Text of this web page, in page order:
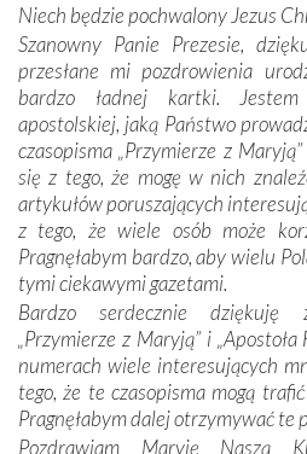
mieliśmy okazję przekonać się,
otacza nie tylko nasz naród,
się Jej ufnie oddają, a także
Jej siebie oraz swych bliskich.
Dzieje Portugalii to również
odstępstw, także w życiu
wymiarze tak osobistym, jak i
konieczności ciągłego
Opatrzności. Wierność
przynajmniej w życiu
nieszczęściem i śmiercią.
przychodziły na myśl, gdy
przewodników o
zwycięskich bitwach i
kochanków.
Niech będzie pochwalony Jezus
Szanowny Panie Prezesie,
przesłane mi pozdrowienia
bardzo ładnej kartki.
apostolskiej, jaką Państwo
czasopisma „Przymierze z
się z tego, że mogę w nich
artykułów poruszających
z tego, że wiele osób może
Pragnęłabym bardzo, aby wielu
tymi ciekawymi gazetami.
Bardzo serdecznie dziękuję
„Przymierze z Maryją” i
numerach wiele interesujących
tego, że te czasopisma mogą
Pragnęłabym dalej otrzymywać te
Pozdrawiam Maryję Naszą